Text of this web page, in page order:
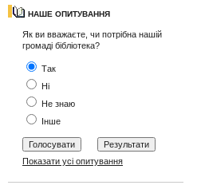
НАШЕ ОПИТУВАННЯ
Як ви вважаєте, чи потрібна нашій
громаді бібліотека?
Так
Ні
Не знаю
Інше
Показати усі опитування